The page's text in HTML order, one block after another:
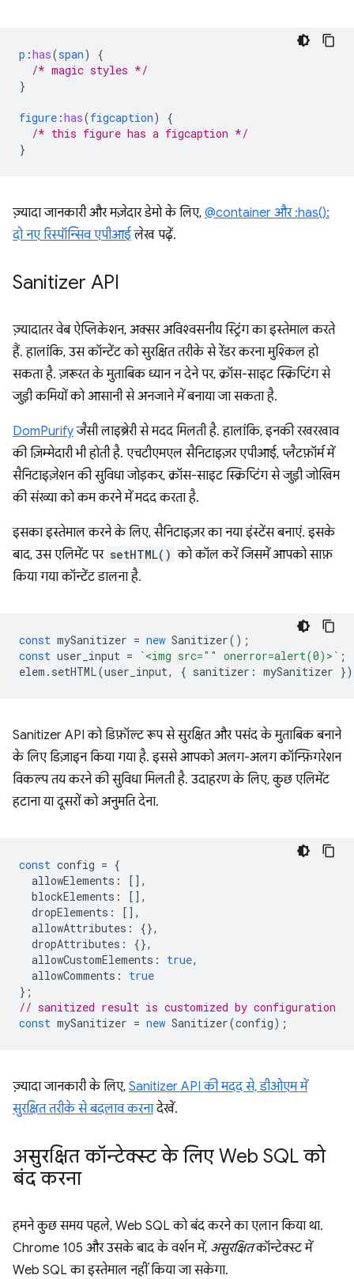
p :has(span)
{
/* magic styles */
}
figure :has(figcaption)
{
/* this figure has a figcaption */
}
ज़्यादा जानकारी और मज़ेदार डेमो के लिए, @container और :has():
दो नए रिस्पॉन्सिव एपीआईलेख पढ़ें.
Sanitizer API
ज़्यादातर वेब ऐप्लिकेशन, अक्सर अविश्वसनीय स्ट्रिंग का इस्तेमाल करते
हैं. हालांकि, उस कॉन्टेंट को सुरक्षित तरीके से रेंडर करना मुश्किल हो
सकता है. ज़रूरत के मुताबिक ध्यान न देने पर, क्रॉस-साइट स्क्रिप्टिंग से
जुड़ी कमियों को आसानी से अनजाने में बनाया जा सकता है.
DomPurifyजैसी लाइब्रेरी से मदद मिलती है. हालांकि, इनकी रखरखाव
की ज़िम्मेदारी भी होती है. एचटीएमएल सैनिटाइज़र एपीआई, प्लैटफ़ॉर्म में
सैनिटाइज़ेशन की सुविधा जोड़कर, क्रॉस-साइट स्क्रिप्टिंग से जुड़ी जोखिम
की संख्या को कम करने में मदद करता है.
इसका इस्तेमाल करने के लिए, सैनिटाइज़र का नया इंस्टेंस बनाएं. इसके
बाद, उस एलिमेंट पर setHTML() को कॉल करें जिसमें आपको साफ़
किया गया कॉन्टेंट डालना है.
const mySanitizer = new Sanitizer();
const user_input = `<img src="" onerror=alert(0)>` ;
elem . setHTML(user_input, { sanitizer : mySanitizer
Sanitizer API को डिफ़ॉल्ट रूप से सुरक्षित और पसंद के मुताबिक बनाने
के लिए डिज़ाइन किया गया है. इससे आपको अलग-अलग कॉन्फ़िगरेशन
विकल्प तय करने की सुविधा मिलती है. उदाहरण के लिए, कुछ एलिमेंट
हटाना या दूसरों को अनुमति देना.
const config = {
allowElements :
[],
blockElements :
[],
dropElements :
[],
allowAttributes :
{},
dropAttributes :
{},
allowCustomElements : true,
allowComments :
true
};
// sanitized result is customized by configuration
const mySanitizer = new Sanitizer(config);
ज़्यादा जानकारी के लिए, Sanitizer API की मदद से, डीओएम में
सुरक्षित तरीके से बदलाव करनादेखें.
असुरक्षित कॉन्टेक्स्ट के लिए Web SQL को
बंद करना
हमने कुछ समय पहले, Web SQL को बंद करने का एलान किया था.
Chrome 105 और उसके बाद के वर्शन में, असुरक्षितकॉन्टेक्स्ट में
Web SQL का इस्तेमाल नहीं किया जा सकेगा.